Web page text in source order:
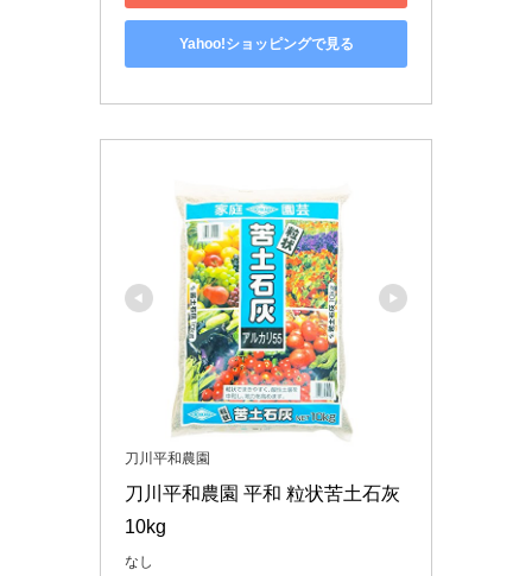
Yahoo!ショッピングで見る
刀川平和農園
刀川平和農園 平和 粒状苦土石灰
10kg
なし